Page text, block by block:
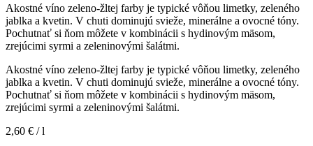
Akostné víno zeleno-žltej farby je typické vôňou limetky, zeleného
jablka a kvetin. V chuti dominujú svieže, minerálne a ovocné tóny.
Pochutnať si ňom môžete v kombinácii s hydinovým mäsom,
zrejúcimi syrmi a zeleninovými šalátmi.
Akostné víno zeleno-žltej farby je typické vôňou limetky, zeleného
jablka a kvetin. V chuti dominujú svieže, minerálne a ovocné tóny.
Pochutnať si ňom môžete v kombinácii s hydinovým mäsom,
zrejúcimi syrmi a zeleninovými šalátmi.
2,60 € / l